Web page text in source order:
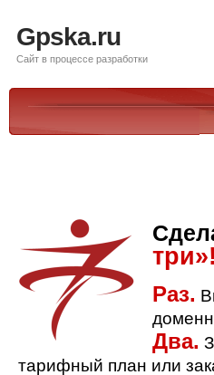
Gpska.ru
Сайт в процессе разработки
три»!
Раз.
Два.
тарифный план или